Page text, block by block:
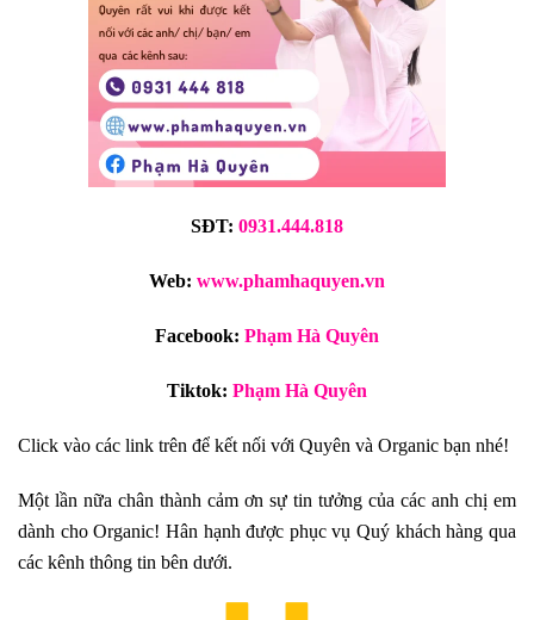
SĐT: 0931.444.818
Web: www.phamhaquyen.vn
Facebook: Phạm Hà Quyên
Tiktok: Phạm Hà Quyên
Click vào các link trên để kết nối với Quyên và Organic bạn nhé!
Một lần nữa chân thành cảm ơn sự tin tưởng của các anh chị em
dành cho Organic! Hân hạnh được phục vụ Quý khách hàng qua
các kênh thông tin bên dưới.